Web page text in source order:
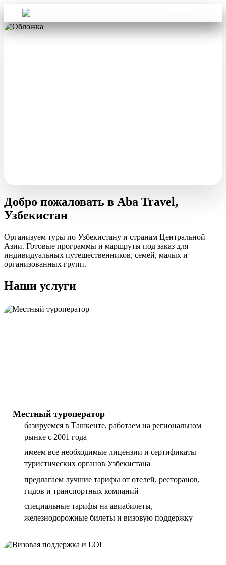
Добро пожаловать в Aba Travel,
Узбекистан
Организуем туры по Узбекистану и странам Центральной
Азии. Готовые программы и маршруты под заказ для
индивидуальных путешественников, семей, малых и
организованных групп.
Наши услуги
Местный туроператор
базируемся в Ташкенте, работаем на региональном
рынке с 2001 года
имеем все необходимые лицензии и сертификаты
туристических органов Узбекистана
предлагаем лучшие тарифы от отелей, ресторанов,
гидов и транспортных компаний
специальные тарифы на авиабилеты,
железнодорожные билеты и визовую поддержку